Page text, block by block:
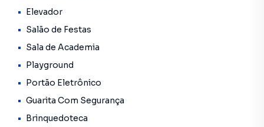
📱 Controle de acesso facial
🏊 Piscina aberta
🏊 Piscina climatizada
🏋️ Academia 24h
🎉 Salões de festa
🧖 Sauna
🐾 Área pet
Elevador
Salão de Festas
Sala de Academia
Playground
Portão Eletrônico
Guarita Com Segurança
Brinquedoteca